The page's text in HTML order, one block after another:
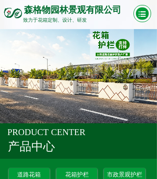
森格物园林景观有限公司
致力于花箱定制、设计、研发
道路花箱 花箱护栏 市政景观护栏
产品中心
PRODUCT CENTER